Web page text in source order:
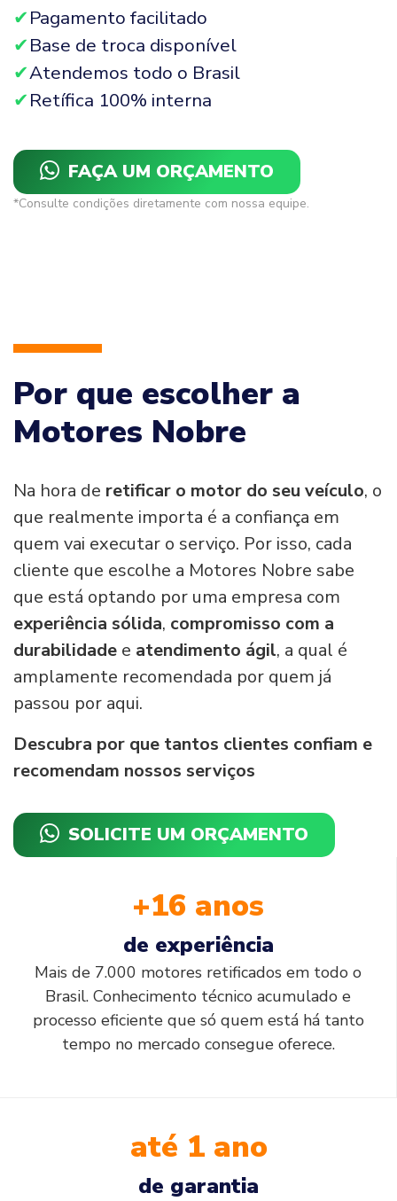
Pagamento facilitado
Base de troca disponível
Atendemos todo o Brasil
Retífica 100% interna
FAÇA UM ORÇAMENTO
*Consulte condições diretamente com nossa equipe.
Por que escolher a
Motores Nobre
Na hora de retificar o motor do seu veículo, o
que realmente importa é a confiança em
quem vai executar o serviço. Por isso, cada
cliente que escolhe a Motores Nobre sabe
que está optando por uma empresa com
experiência sólida, compromisso com a
durabilidade e atendimento ágil, a qual é
amplamente recomendada por quem já
passou por aqui.
Descubra por que tantos clientes confiam e
recomendam nossos serviços
SOLICITE UM ORÇAMENTO
+16 anos
de experiência
Mais de 7.000 motores retificados em todo o
Brasil. Conhecimento técnico acumulado e
processo eficiente que só quem está há tanto
tempo no mercado consegue oferece.
até 1 ano
de garantia